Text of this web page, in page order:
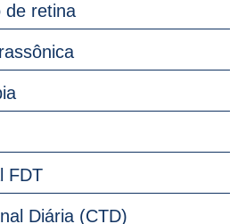
de retina
FDT
Diária (CTD)